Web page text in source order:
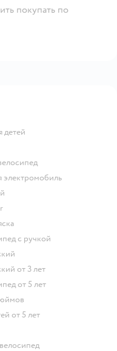
покупать по
детей
электромобиль
с ручкой
от 3 лет
от 5 лет
от 5 лет